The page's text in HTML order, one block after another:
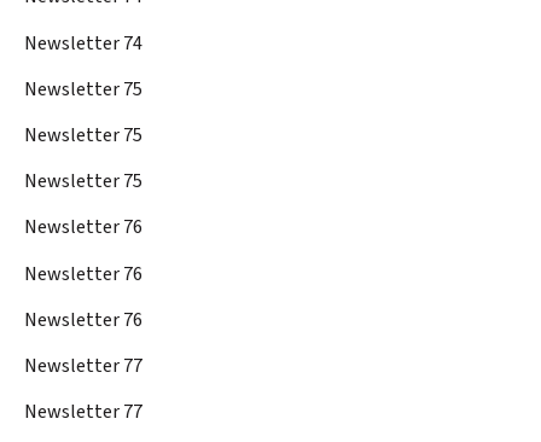
Newsletter 74
Newsletter 75
Newsletter 75
Newsletter 75
Newsletter 76
Newsletter 76
Newsletter 76
Newsletter 77
Newsletter 77